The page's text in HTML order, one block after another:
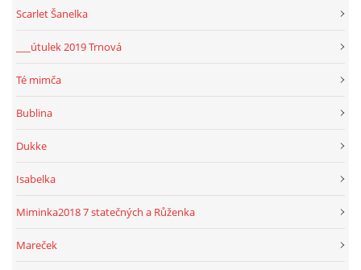
Scarlet Šanelka
___útulek 2019 Trnová
Té mimča
Bublina
Dukke
Isabelka
Miminka2018 7 statečných a Růženka
Mareček